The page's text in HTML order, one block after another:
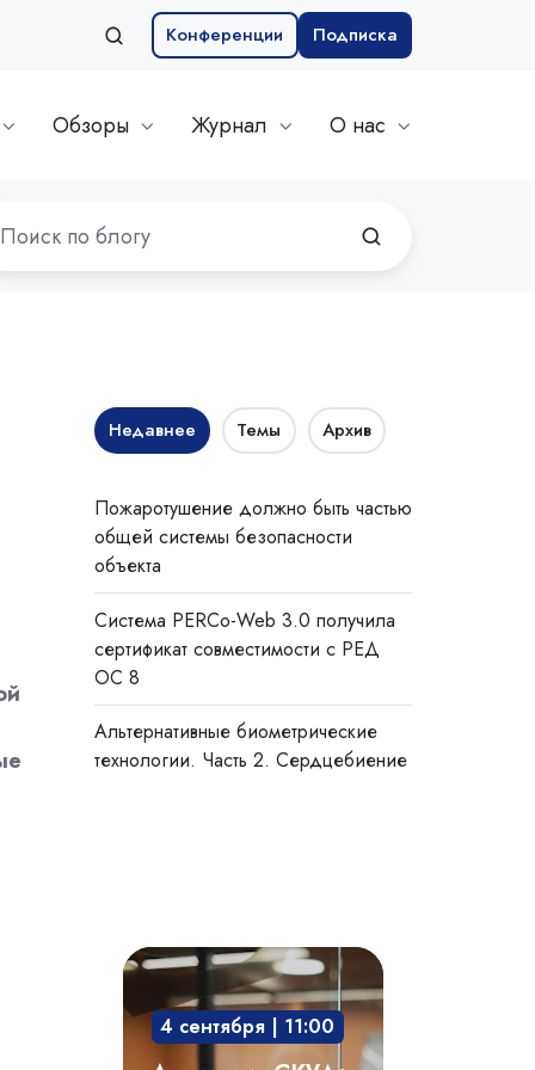
Конференции Подписка
Обзоры Журнал О нас
Недавнее Темы Архив
Пожаротушение должно быть частью
общей системы безопасности
объекта
Система PERCo-Web 3.0 получила
сертификат совместимости с РЕД
ОС 8
Альтернативные биометрические
технологии. Часть 2. Сердцебиение
Академия
СКУД:
мобильный
доступ,
4 сентября | 11:00